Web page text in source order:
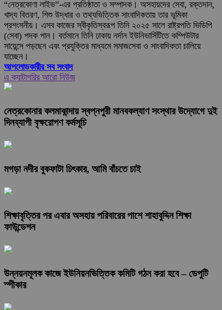
“নেত্রকোণা লাইভ”-এর প্রতিষ্ঠাতা ও সম্পাদক। অসহায়দের সেবা, রক্তদান,
খাদ্য বিতরণ, শিশু উদ্ধার ও তথ্যভিত্তিক সাংবাদিকতায় তার ভূমিকা
প্রশংসনীয়। এসব কাজের স্বীকৃতিস্বরূপ তিনি ২০২৫ সালে রাষ্ট্রপতি ভিডিপি
(সেবা) পদক পান। বর্তমানে তিনি ঢাকায় নর্দান ইউনিভার্সিটিতে কম্পিউটার
সায়েন্সে পড়ছেন এবং প্রযুক্তির মাধ্যমে সমাজসেবা ও সাংবাদিকতা চালিয়ে
যাচ্ছেন।
আপলোডকারীর সব সংবাদ
এ ক্যাটাগরির আরো নিউজ
নেত্রকোনার কলমাকান্দায় স্বপ্নপুরী মানবকল্যাণ সংস্থার উদ্যোগে দুই
দিনব্যাপী বৃক্ষরোপণ কর্মসূচি
মগড়া নদীর বুকফাটা চিৎকার, আমি বাঁচতে চাই
শিক্ষাবৃত্তির পর এবার অসহায় পরিবারের পাশে শাহাবুদ্দিন শিক্ষা
ফাউন্ডেশন
উন্নয়নমূলক কাজে ইউনিয়নভিত্তিক কমিটি গঠন করা হবে – ডেপুটি
স্পীকার